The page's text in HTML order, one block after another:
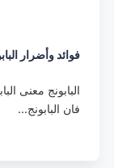
فوائد وأضرار
البابونج معنى
فان البابونج…